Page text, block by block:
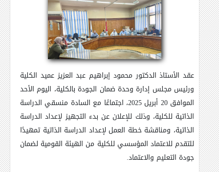
عقد الأستاذ الدكتور محمود إبراهيم عبد العزيز عميد الكلية
ورئيس مجلس إدارة وحدة ضمان الجودة بالكلية، اليوم الأحد
الموافق 20 أبريل 2025، اجتماعًا مع السادة منسقي الدراسة
الذاتية للكلية، وذلك للإعلان عن بدء التجهيز لإعداد الدراسة
الذاتية، ومناقشة خطة العمل لإعداد الدراسة الذاتية تمهيدًا
للتقدم للاعتماد المؤسسي للكلية من الهيئة القومية لضمان
جودة التعليم والاعتماد.